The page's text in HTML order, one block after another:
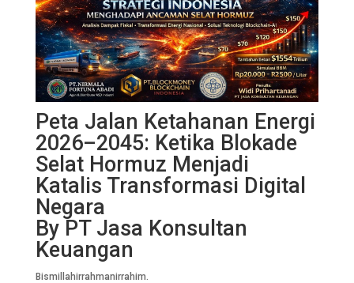
Peta Jalan Ketahanan Energi
2026–2045: Ketika Blokade
Selat Hormuz Menjadi
Katalis Transformasi Digital
Negara
By PT Jasa Konsultan
Keuangan
Bismillahirrahmanirrahim.